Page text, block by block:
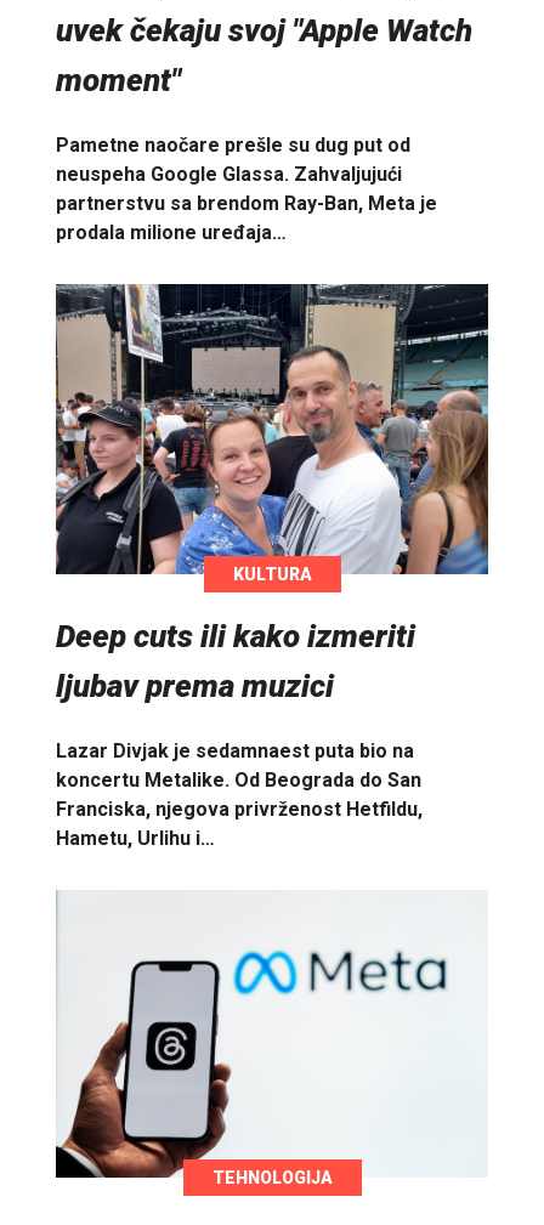
uvek čekaju svoj "Apple Watch
moment"
Pametne naočare prešle su dug put od
neuspeha Google Glassa. Zahvaljujući
partnerstvu sa brendom Ray-Ban, Meta je
prodala milione uređaja…
KULTURA
Deep cuts ili kako izmeriti
ljubav prema muzici
Lazar Divjak je sedamnaest puta bio na
koncertu Metalike. Od Beograda do San
Franciska, njegova privrženost Hetfildu,
Hametu, Urlihu i…
TEHNOLOGIJA